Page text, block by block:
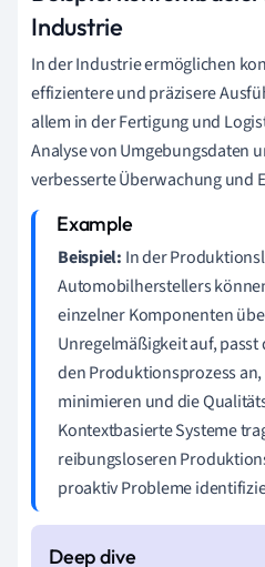
Industrie
In der Industrie ermöglichen
effizientere und präzisere
allem in der Fertigung und
Analyse von Umgebungsdaten
verbesserte Überwachung und
Beispiel: In der
Automobilherstellers
einzelner Komponenten
Unregelmäßigkeit auf,
den Produktionsprozess
minimieren und die
Kontextbasierte Systeme
reibungsloseren
proaktiv Probleme